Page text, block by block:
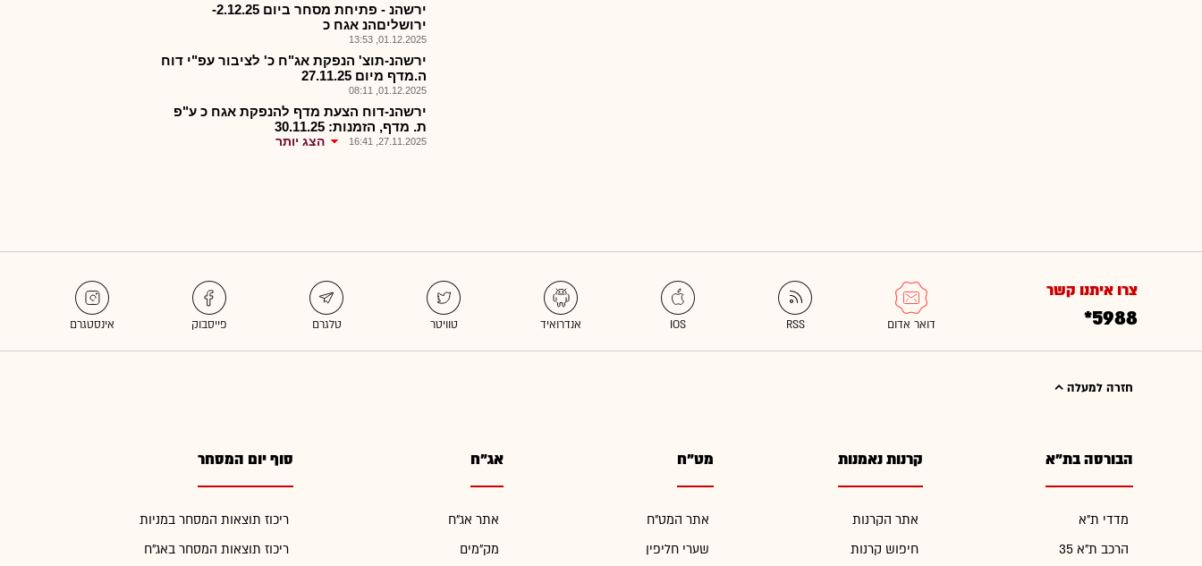
ירשהנ - פתיחת מסחר ביום 2.12.25-
ירושליםהנ אגח כ
01.12.2025, 13:53
ירשהנ-תוצ' הנפקת אג"ח כ' לציבור עפ"י דוח
ה.מדף מיום 27.11.25
01.12.2025, 08:11
ירשהנ-דוח הצעת מדף להנפקת אגח כ ע"פ
ת. מדף, הזמנות: 30.11.25
27.11.2025, 16:41 הצג יותר
צרו איתנו קשר
*5988
חזרה למעלה
הבורסה בת"א
מדדי ת"א
הרכב ת"א 35
קרנות נאמנות
אתר הקרנות
חיפוש קרנות
מט"ח
אתר המט"ח
שערי חליפין
אג"ח
אתר אג"ח
מק"מים
סוף יום המסחר
ריכוז תוצאות המסחר במניות
ריכוז תוצאות המסחר באג"ח